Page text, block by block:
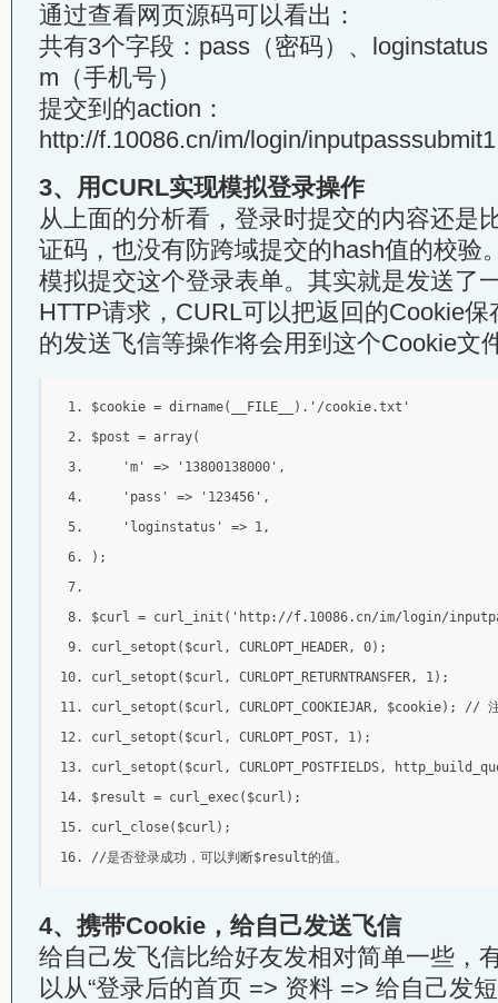
通过查看网页源码可以看出：
共有3个字段：pass（密码）、loginstatus
m（手机号）
提交到的action：
http://f.10086.cn/im/login/
3、用CURL实现模拟登录操作
从上面的分析看，登录时提交的内容还是
证码，也没有防跨域提交的hash值的校验
模拟提交这个登录表单。其实就是发送了
HTTP请求，CURL可以把返回的Cookie
的发送飞信等操作将会用到这个Cookie文
$cookie = dirname( __FILE__ ). '/cookie.txt'
$post = array(
'm'
=> '13800138000' ,
'pass'
=> '123456' ,
'loginstatus'
=> 1,
);
$curl = curl_init ( 'http://f.10086.cn/im/login/
curl_setopt ( $curl , CURLOPT_HEADER, 0);
curl_setopt ( $curl , CURLOPT_RETURNTRANSFER, 1);
curl_setopt ( $curl , CURLOPT_COOKIEJAR, $cookie);
// 注
curl_setopt ( $curl , CURLOPT_POST, 1);
curl_setopt ( $curl , CURLOPT_POSTFIELDS,
$result = curl_exec( $curl );
curl_close( $curl );
//是否登录成功，可以判断$result的值。
4、携带Cookie，给自己发送飞信
给自己发飞信比给好友发相对简单一些，
以从“登录后的首页 => 资料 => 给自己发